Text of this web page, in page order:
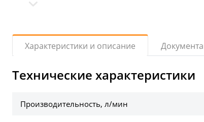
Характеристики и описание
Технические характеристики
Производительность, л/мин